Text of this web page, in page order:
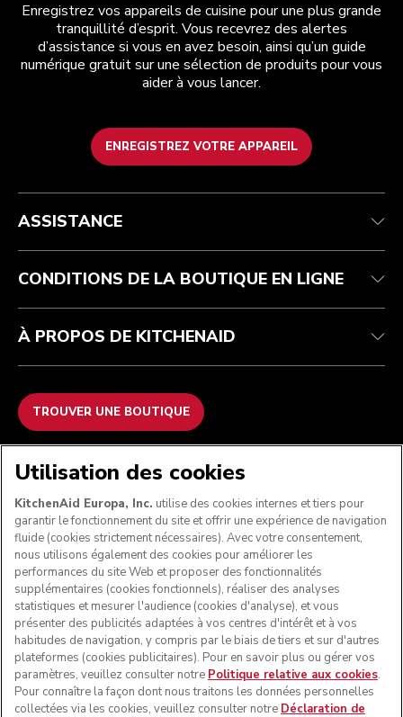
Enregistrez vos appareils de cuisine pour une plus grande
tranquillité d’esprit. Vous recevrez des alertes
d’assistance si vous en avez besoin, ainsi qu’un guide
numérique gratuit sur une sélection de produits pour vous
aider à vous lancer.
ENREGISTREZ VOTRE APPAREIL
Health Check
Suivez votre commande
Garantie et documents
Recupel
Conditions générales de vente
Retours et remboursements
Imprint
ODR
La marque
Trouver une boutique
ASSISTANCE
CONDITIONS DE LA BOUTIQUE EN LIGNE
À PROPOS DE KITCHENAID
TROUVER UNE BOUTIQUE
NOUS ACCEPTONS
SUIVEZ-NOUS
Utilisation des cookies
KitchenAid Europa, Inc. utilise des cookies internes et tiers pour
garantir le fonctionnement du site et offrir une expérience de navigation
fluide (cookies strictement nécessaires). Avec votre consentement,
nous utilisons également des cookies pour améliorer les
performances du site Web et proposer des fonctionnalités
supplémentaires (cookies fonctionnels), réaliser des analyses
statistiques et mesurer l'audience (cookies d'analyse), et vous
présenter des publicités adaptées à vos centres d'intérêt et à vos
habitudes de navigation, y compris par le biais de tiers et sur d'autres
plateformes (cookies publicitaires). Pour en savoir plus ou gérer vos
paramètres, veuillez consulter notre Politique relative aux cookies.
Pour connaître la façon dont nous traitons les données personnelles
collectées via les cookies, veuillez consulter notre Déclaration de